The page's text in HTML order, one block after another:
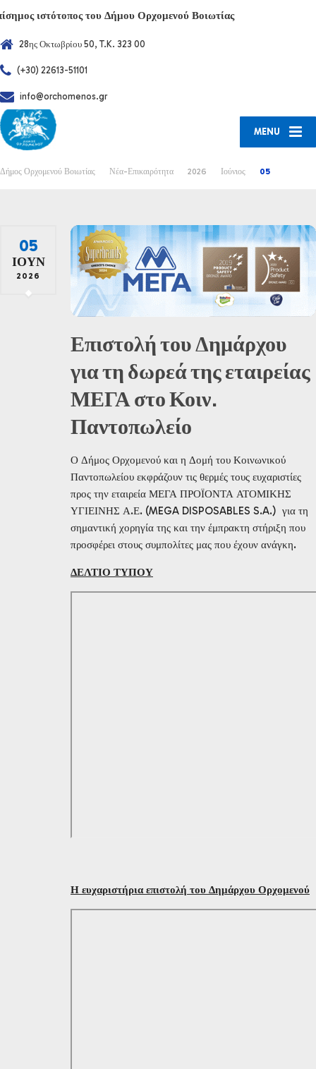
ιστότοπος του Δήμου Ορχομενού Βοιωτίας
28ης Οκτωβρίου 50, T.K. 323 00
(+30) 22613-51101
info@orchomenos.gr
MENU
Δήμος Ορχομενού Βοιωτίας Νέα-Επικαιρότητα 2026 Ιούνιος 05
05
ΙΟΎΝ
2026
Επιστολή του Δημάρχου
για τη δωρεά της εταιρείας
ΜΕΓΑ στο Κοιν.
Παντοπωλείο
Ο Δήμος Ορχομενού και η Δομή του Κοινωνικού
Παντοπωλείου εκφράζουν τις θερμές τους ευχαριστίες
προς την εταιρεία ΜΕΓΑ ΠΡΟΪΟΝΤΑ ΑΤΟΜΙΚΗΣ
ΥΓΙΕΙΝΗΣ Α.Ε. (MEGA DISPOSABLES S.A.) για τη
σημαντική χορηγία της και την έμπρακτη στήριξη που
προσφέρει στους συμπολίτες μας που έχουν ανάγκη.
ΔΕΛΤΙΟ ΤΥΠΟΥ
Η ευχαριστήρια επιστολή του Δημάρχου Ορχομενού